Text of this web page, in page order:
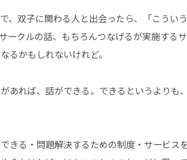
、双子に関わる人と出会ったら、「こうい
ークルの話、もちろんつなげるが実施する
るかもしれないけれど。
あれば、話ができる。できるというよりも
きる・問題解決するための制度・サービス